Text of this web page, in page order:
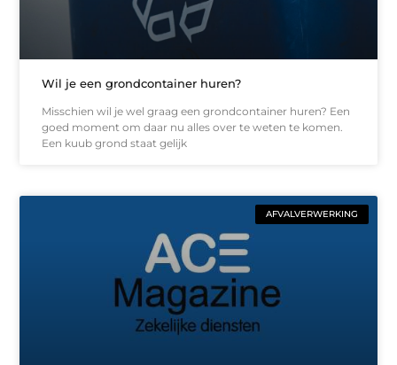
Wil je een grondcontainer huren?
Misschien wil je wel graag een grondcontainer huren? Een
goed moment om daar nu alles over te weten te komen.
Een kuub grond staat gelijk
AFVALVERWERKING